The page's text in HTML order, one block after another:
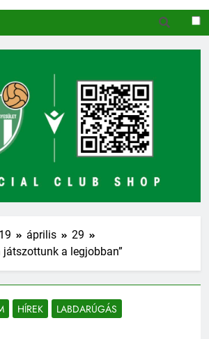
április
29
játszottunk a legjobban”
HÍREK
LABDARÚGÁS